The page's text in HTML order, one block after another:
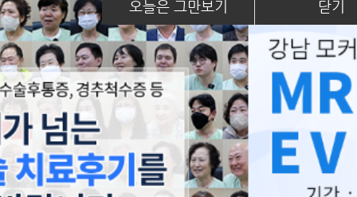
오늘은 그만보기 닫기